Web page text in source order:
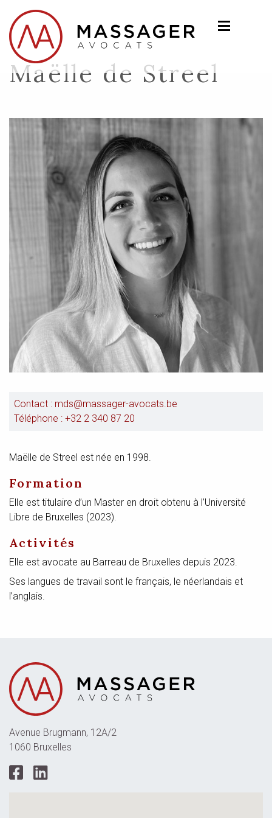
Maëlle de Streel
Contact : mds@massager-avocats.be
Téléphone : +32 2 340 87 20
Maëlle de Streel est née en 1998.
Formation
Elle est titulaire d’un Master en droit obtenu à l’Université
Libre de Bruxelles (2023).
Activités
Elle est avocate au Barreau de Bruxelles depuis 2023.
Ses langues de travail sont le français, le néerlandais et
l’anglais.
Avenue Brugmann, 12A/2
1060 Bruxelles